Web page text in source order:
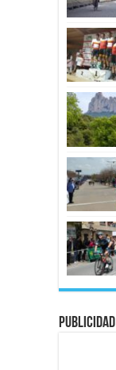
Publicidad